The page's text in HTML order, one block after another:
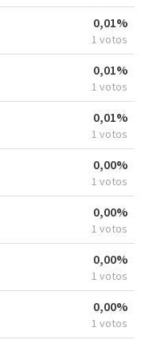
0,01%
1 votos
0,01%
1 votos
0,01%
1 votos
0,00%
1 votos
0,00%
1 votos
0,00%
1 votos
0,00%
1 votos